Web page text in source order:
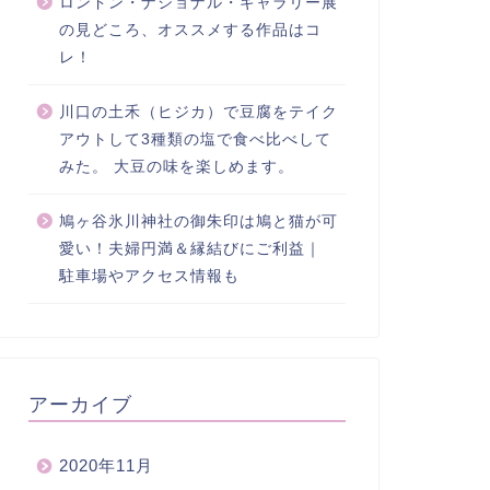
の見どころ、オススメする作品はコ
レ！
川口の土禾（ヒジカ）で豆腐をテイク
アウトして3種類の塩で食べ比べして
みた。 大豆の味を楽しめます。
鳩ヶ谷氷川神社の御朱印は鳩と猫が可
愛い！夫婦円満＆縁結びにご利益｜
駐車場やアクセス情報も
アーカイブ
2020年11月